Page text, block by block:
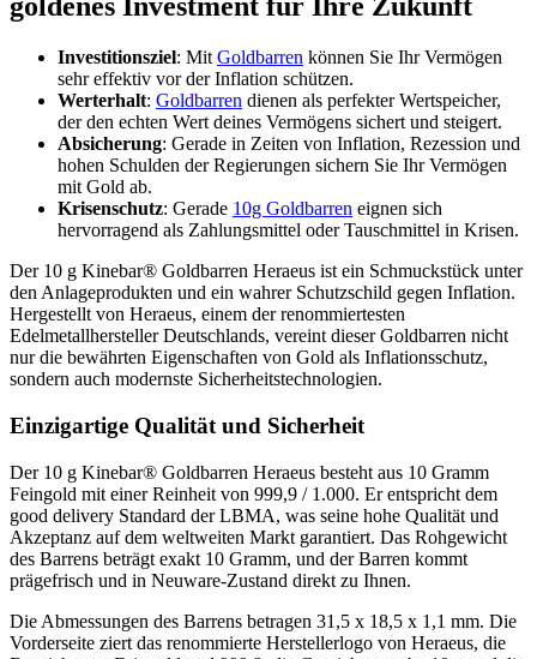
goldenes Investment für Ihre Zukunft
Investitionsziel: Mit Goldbarren können Sie Ihr Vermögen
sehr effektiv vor der Inflation schützen.
Werterhalt: Goldbarren dienen als perfekter Wertspeicher,
der den echten Wert deines Vermögens sichert und steigert.
Absicherung: Gerade in Zeiten von Inflation, Rezession und
hohen Schulden der Regierungen sichern Sie Ihr Vermögen
mit Gold ab.
Krisenschutz: Gerade 10g Goldbarren eignen sich
hervorragend als Zahlungsmittel oder Tauschmittel in Krisen.
Der 10 g Kinebar® Goldbarren Heraeus ist ein Schmuckstück unter
den Anlageprodukten und ein wahrer Schutzschild gegen Inflation.
Hergestellt von Heraeus, einem der renommiertesten
Edelmetallhersteller Deutschlands, vereint dieser Goldbarren nicht
nur die bewährten Eigenschaften von Gold als Inflationsschutz,
sondern auch modernste Sicherheitstechnologien.
Einzigartige Qualität und Sicherheit
Der 10 g Kinebar® Goldbarren Heraeus besteht aus 10 Gramm
Feingold mit einer Reinheit von 999,9 / 1.000. Er entspricht dem
good delivery Standard der LBMA, was seine hohe Qualität und
Akzeptanz auf dem weltweiten Markt garantiert. Das Rohgewicht
des Barrens beträgt exakt 10 Gramm, und der Barren kommt
prägefrisch und in Neuware-Zustand direkt zu Ihnen.
Die Abmessungen des Barrens betragen 31,5 x 18,5 x 1,1 mm. Die
Vorderseite ziert das renommierte Herstellerlogo von Heraeus, die